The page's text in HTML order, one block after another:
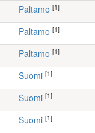
Paltamo [1]
Paltamo [1]
Paltamo [1]
Suomi [1]
Suomi [1]
Suomi [1]